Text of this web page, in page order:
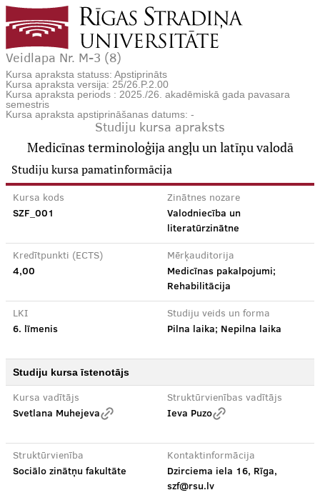
Veidlapa Nr. M-3 (8)
Kursa apraksta statuss: Apstiprināts
Kursa apraksta versija: 25/26.P.2.00
Kursa apraksta periods : 2025./26. akadēmiskā gada pavasara
semestris
Kursa apraksta apstiprināšanas datums: -
Studiju kursa apraksts
Medicīnas terminoloģija angļu un latīņu valodā
Studiju kursa pamatinformācija
Kursa kods
SZF_001
Zinātnes nozare
Valodniecība un
literatūrzinātne
Kredītpunkti (ECTS)
4,00
Mērķauditorija
Medicīnas pakalpojumi;
Rehabilitācija
LKI
6. līmenis
Studiju veids un forma
Pilna laika; Nepilna laika
Studiju kursa īstenotājs
Kursa vadītājs
Svetlana Muhejeva
Struktūrvienības vadītājs
Ieva Puzo
Struktūrvienība
Sociālo zinātņu fakultāte
Kontaktinformācija
Dzirciema iela 16, Rīga,
szf@rsu.lv